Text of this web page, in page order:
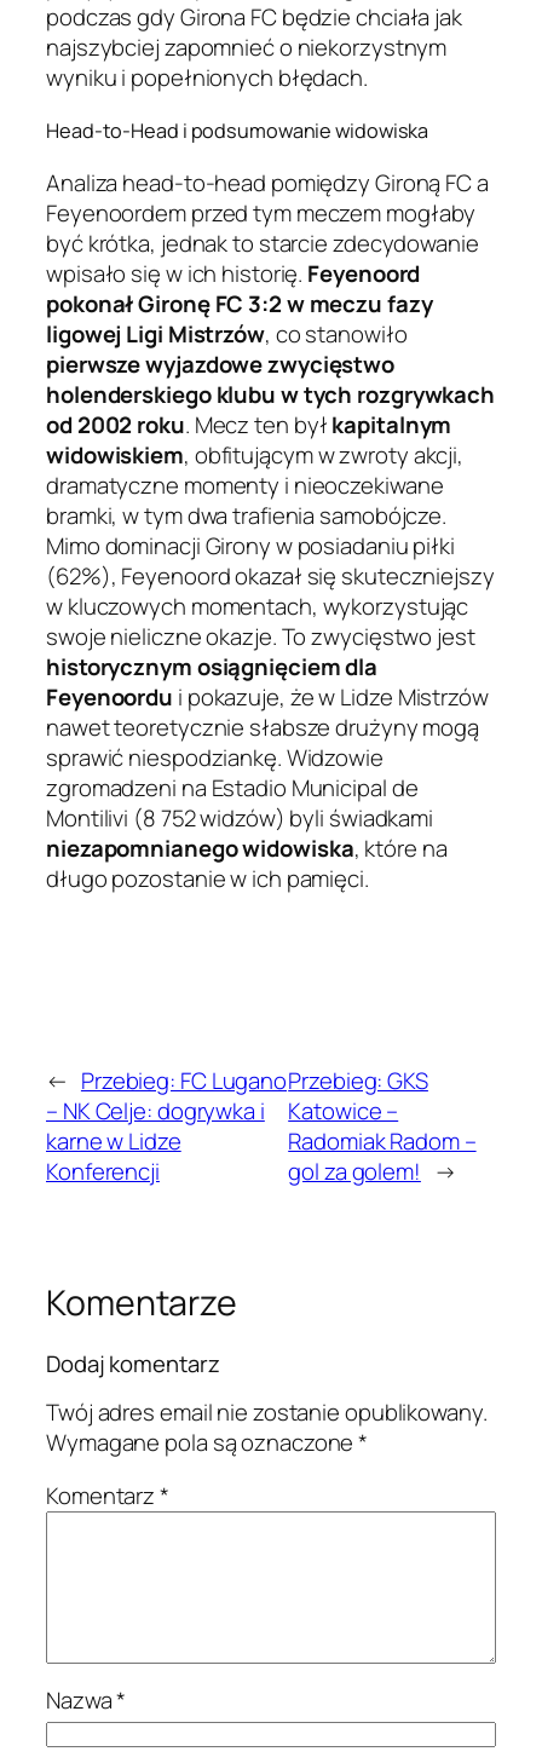
podczas gdy Girona FC będzie chciała jak
najszybciej zapomnieć o niekorzystnym
wyniku i popełnionych błędach.
Head-to-Head i podsumowanie widowiska
Analiza head-to-head pomiędzy Gironą FC a
Feyenoordem przed tym meczem mogłaby
być krótka, jednak to starcie zdecydowanie
wpisało się w ich historię. Feyenoord
pokonał Gironę FC 3:2 w meczu fazy
ligowej Ligi Mistrzów, co stanowiło
pierwsze wyjazdowe zwycięstwo
holenderskiego klubu w tych rozgrywkach
od 2002 roku. Mecz ten byłkapitalnym
widowiskiem, obfitującym w zwroty akcji,
dramatyczne momenty i nieoczekiwane
bramki, w tym dwa trafienia samobójcze.
Mimo dominacji Girony w posiadaniu piłki
(62%), Feyenoord okazał się skuteczniejszy
w kluczowych momentach, wykorzystując
swoje nieliczne okazje. To zwycięstwo jest
historycznym osiągnięciem dla
Feyenoordu i pokazuje, że w Lidze Mistrzów
nawet teoretycznie słabsze drużyny mogą
sprawić niespodziankę. Widzowie
zgromadzeni na Estadio Municipal de
Montilivi (8 752 widzów) byli świadkami
niezapomnianego widowiska, które na
długo pozostanie w ich pamięci.
← Przebieg: FC Lugano
– NK Celje: dogrywka i
karne w Lidze
Konferencji
Przebieg: GKS
Katowice –
Radomiak Radom –
gol za golem! →
Komentarze
Dodaj komentarz
Twój adres email nie zostanie opublikowany.
Wymagane pola są oznaczone*
Komentarz*
Nazwa*